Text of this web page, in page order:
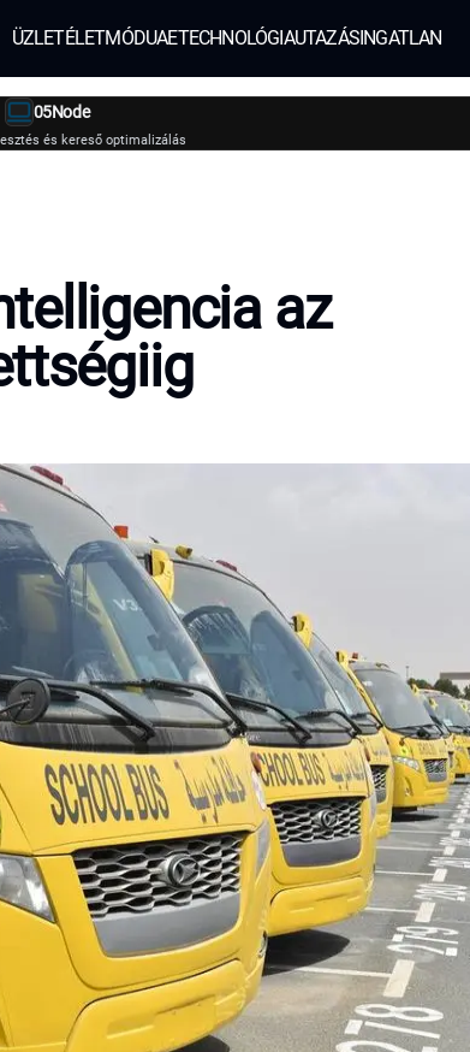
ÜZLETÉLETMÓDUAETECHNOLÓGIAUTAZÁSINGATLAN
05Node
és kereső optimalizálás
az